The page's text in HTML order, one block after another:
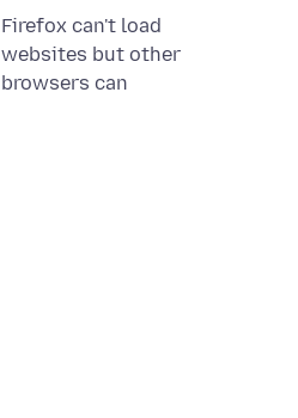
Firefox can't load
websites but other
browsers can